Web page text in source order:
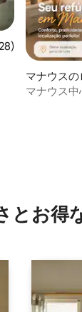
ー28件、5つ
マナウスの
マナウス
とお⁠得⁠